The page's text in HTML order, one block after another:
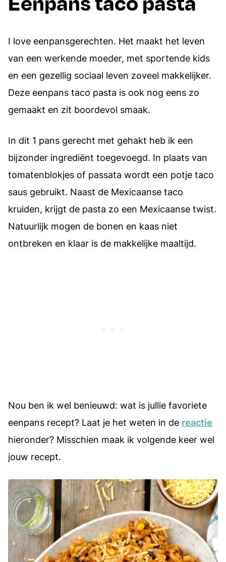
I love eenpansgerechten. Het maakt het leven
van een werkende moeder, met sportende kids
en een gezellig sociaal leven zoveel makkelijker.
Deze eenpans taco pasta is ook nog eens zo
gemaakt en zit boordevol smaak.
In dit 1 pans gerecht met gehakt heb ik een
bijzonder ingrediënt toegevoegd. In plaats van
tomatenblokjes of passata wordt een potje taco
saus gebruikt. Naast de Mexicaanse taco
kruiden, krijgt de pasta zo een Mexicaanse twist.
Natuurlijk mogen de bonen en kaas niet
ontbreken en klaar is de makkelijke maaltijd.
Nou ben ik wel benieuwd: wat is jullie favoriete
eenpans recept? Laat je het weten in de reactie
hieronder? Misschien maak ik volgende keer wel
jouw recept.